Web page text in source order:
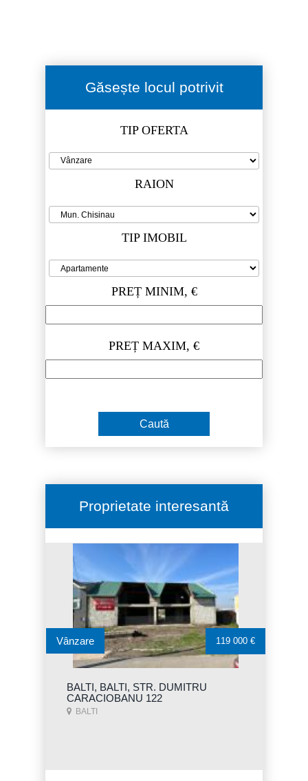
Găsește locul potrivit
TIP OFERTA
RAION
TIP IMOBIL
PREȚ MINIM, €
PREȚ MAXIM, €
Proprietate interesantă
BALTI, BALTI, STR. DUMITRU
CARACIOBANU 122
BALTI
Vânzare 119 000 €